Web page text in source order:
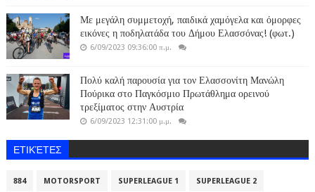
Με μεγάλη συμμετοχή, παιδικά χαμόγελα και όμορφες
εικόνες η ποδηλατάδα του Δήμου Ελασσόνας! (φωτ.)
6/09/2023 09:36:00 π.μ.
Πολύ καλή παρουσία για τον Ελασσονίτη Μανώλη
Πούρικα στο Παγκόσμιο Πρωτάθλημα ορεινού
τρεξίματος στην Αυστρία
6/09/2023 12:31:00 μ.μ.
ΕΤΙΚΈΤΕΣ
884 MOTORSPORT SUPERLEAGUE 1 SUPERLEAGUE 2